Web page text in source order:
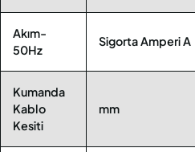
Akım-
50Hz
Sigorta Amperi A
Kumanda
Kablo
Kesiti
mm